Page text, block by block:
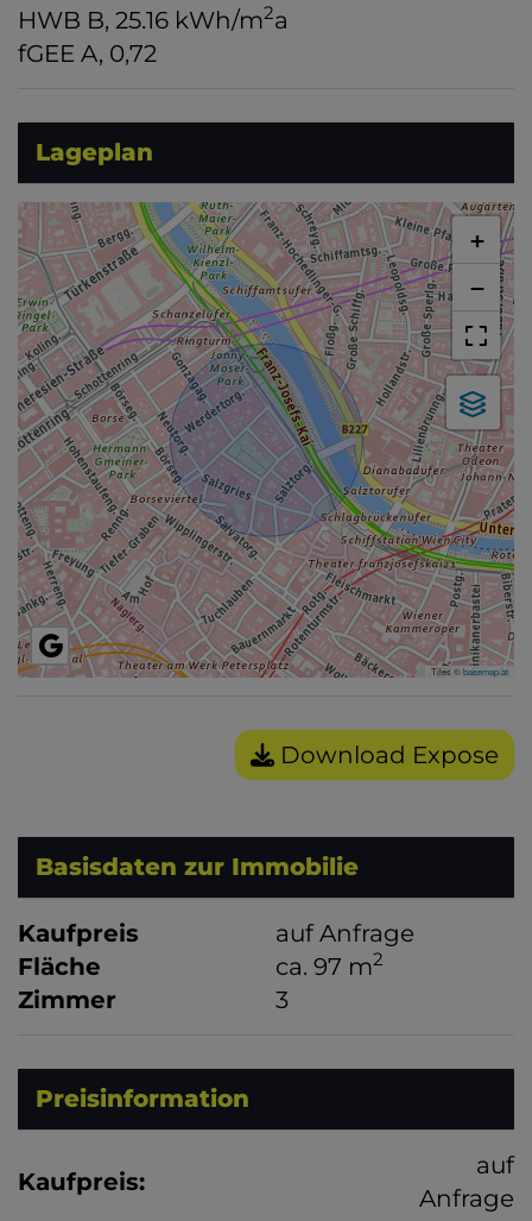
HWB B, 25.16 kWh/m2a
fGEE A, 0,72
Lageplan
+
−
Tiles ©basemap.at
Download Expose
Basisdaten zur Immobilie
Kaufpreis
auf Anfrage
Fläche
ca. 97 m2
Zimmer 3
Preisinformation
Kaufpreis:
auf
Anfrage